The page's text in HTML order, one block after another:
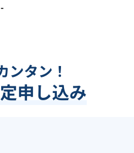
-
ンタン！
申し込み